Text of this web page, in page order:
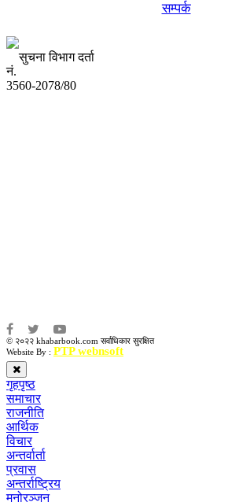
सम्पर्क
सुचना विभाग दर्ता
नं.
3560-2078/80
© २०२२ khabarbook.com सर्वाधिकार सुरक्षित
Website By : PTP webnsoft
गृहपृष्ठ
समाचार
राजनीति
आर्थिक
विचार
अन्तर्वार्ता
प्रवास
अन्तर्राष्ट्रिय
मनोरञ्जन